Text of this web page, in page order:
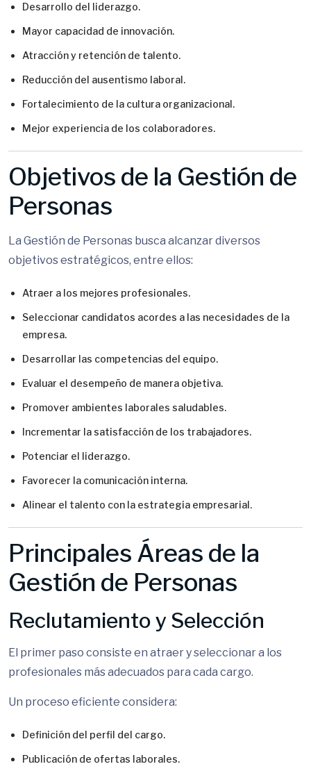
Desarrollo del liderazgo.
Mayor capacidad de innovación.
Atracción y retención de talento.
Reducción del ausentismo laboral.
Fortalecimiento de la cultura organizacional.
Mejor experiencia de los colaboradores.
Objetivos de la Gestión de
Personas
La Gestión de Personas busca alcanzar diversos
objetivos estratégicos, entre ellos:
Atraer a los mejores profesionales.
Seleccionar candidatos acordes a las necesidades de la
empresa.
Desarrollar las competencias del equipo.
Evaluar el desempeño de manera objetiva.
Promover ambientes laborales saludables.
Incrementar la satisfacción de los trabajadores.
Potenciar el liderazgo.
Favorecer la comunicación interna.
Alinear el talento con la estrategia empresarial.
Principales Áreas de la
Gestión de Personas
Reclutamiento y Selección
El primer paso consiste en atraer y seleccionar a los
profesionales más adecuados para cada cargo.
Un proceso eficiente considera:
Definición del perfil del cargo.
Publicación de ofertas laborales.